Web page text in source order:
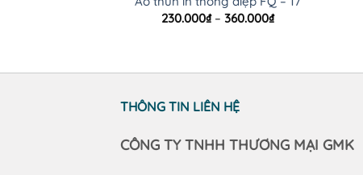
230.000₫ – 360.000₫Khoảng
360.000₫
THÔNG TIN LIÊN HỆ
CÔNG TY TNHH THƯƠNG MẠI GMK